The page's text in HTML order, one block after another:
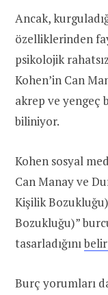
Ancak,
özelliklerinden
psikolojik
Kohen’in Can
akrep ve yengeç
biliniyor.
Kohen sosyal
Can Manay ve
Kişilik
Bozukluğu)”
tasarladığını
Burç yorumları